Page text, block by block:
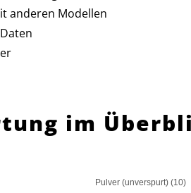
anderen Modellen
im
Pulver (unverspurt) (10)